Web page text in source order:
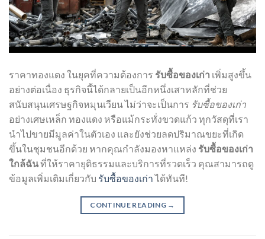
ราคาทองแดง ในยุคที่ความต้องการ รับซื้อของเก่า เพิ่มสูงขึ้น
อย่างต่อเนื่อง ธุรกิจนี้ได้กลายเป็นอีกหนึ่งเสาหลักที่ช่วย
สนับสนุนเศรษฐกิจหมุนเวียน ไม่ว่าจะเป็นการ รับซื้อของเก่า
อย่างเศษเหล็ก ทองแดง หรือแม้กระทั่งขวดแก้ว ทุกวัสดุที่เรา
นำไปขายมีมูลค่าในตัวเอง และยังช่วยลดปริมาณขยะที่เกิด
ขึ้นในชุมชนอีกด้วย หากคุณกำลังมองหาแหล่ง รับซื้อของเก่า
ใกล้ฉันที่ให้ราคายุติธรรมและบริการที่รวดเร็ว คุณสามารถดู
ข้อมูลเพิ่มเติมเกี่ยวกับ รับซื้อของเก่าได้ทันที!
CONTINUE READING →